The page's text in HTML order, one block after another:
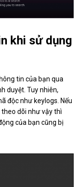
khi sử dụng
tin của bạn qua
duyệt. Tuy nhiên,
độc như keylogs. Nếu
dõi như vậy thì
của bạn cũng bị